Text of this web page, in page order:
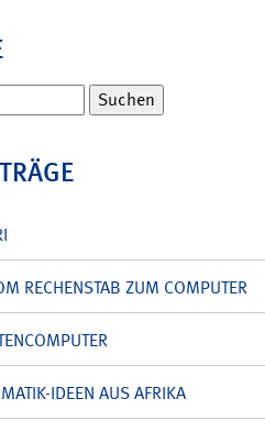
RECHENSTAB ZUM COMPUTER
IDEEN AUS AFRIKA